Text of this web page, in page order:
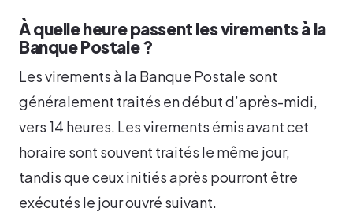
À quelle heure passent les virements à la
Banque Postale ?
Les virements à la Banque Postale sont
généralement traités en début d’après-midi,
vers 14 heures. Les virements émis avant cet
horaire sont souvent traités le même jour,
tandis que ceux initiés après pourront être
exécutés le jour ouvré suivant.